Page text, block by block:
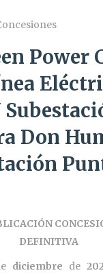
Power
Don
DEFINITIVA
diciembre de